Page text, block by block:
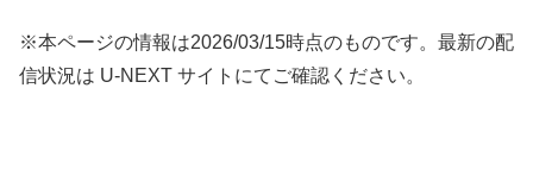
※本ページの情報は2026/03/15時点のものです。最新の配
信状況は U-NEXT サイトにてご確認ください。